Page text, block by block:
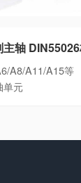
A8/A11/A15等
单元